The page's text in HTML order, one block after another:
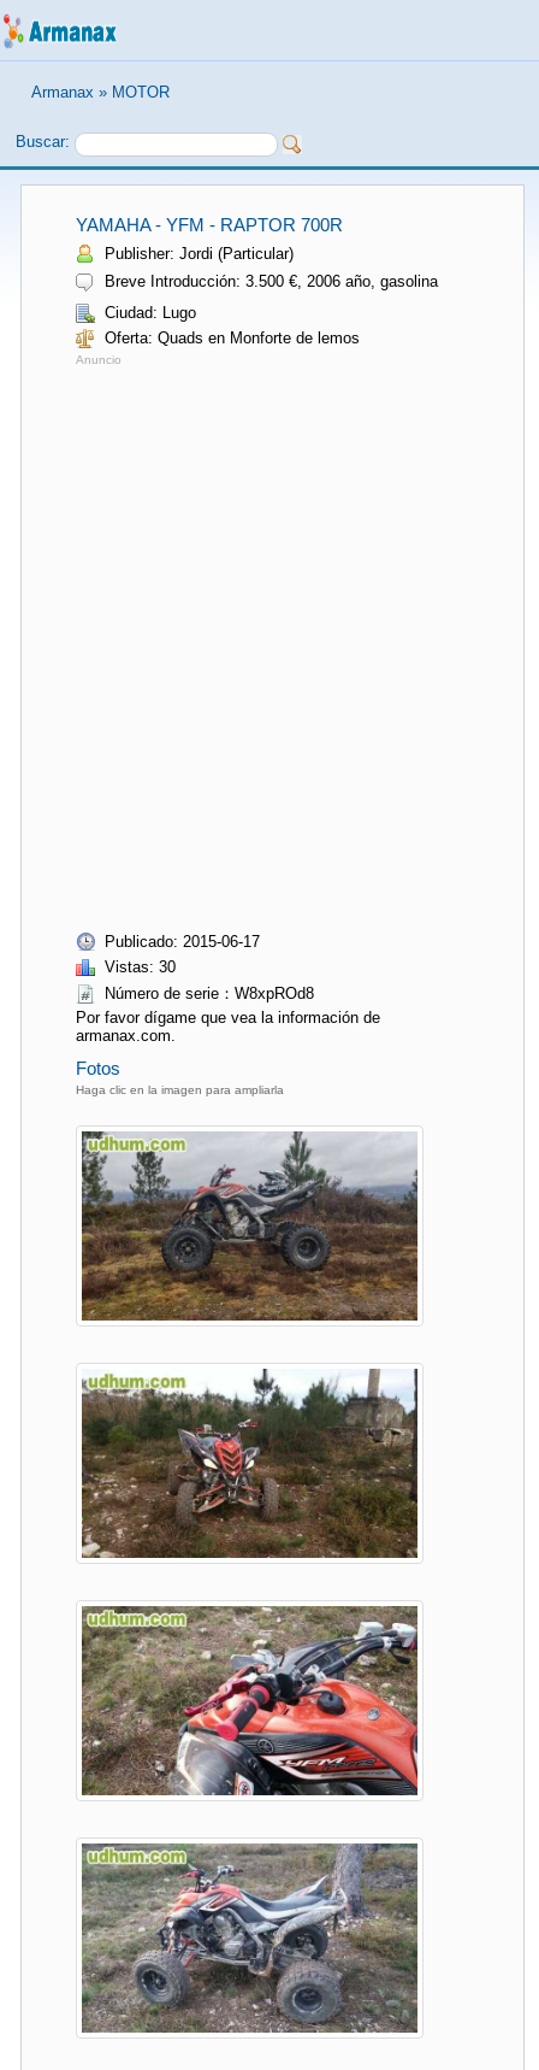
Armanax » MOTOR
Buscar:
YAMAHA - YFM - RAPTOR 700R
Publisher: Jordi (Particular)
Breve Introducción: 3.500 €, 2006 año, gasolina
Ciudad: Lugo
Oferta: Quads en Monforte de lemos
Anuncio
Publicado: 2015-06-17
Vistas: 30
Número de serie：W8xpROd8
Por favor dígame que vea la información de
armanax.com.
Fotos
Haga clic en la imagen para ampliarla